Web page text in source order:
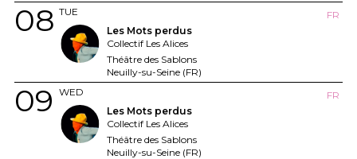
TUE
08
FR
Les Mots perdus
Collectif Les Alices
Théâtre des Sablons
Neuilly-su-Seine (FR)
WED
09
FR
Les Mots perdus
Collectif Les Alices
Théâtre des Sablons
Neuilly-su-Seine (FR)